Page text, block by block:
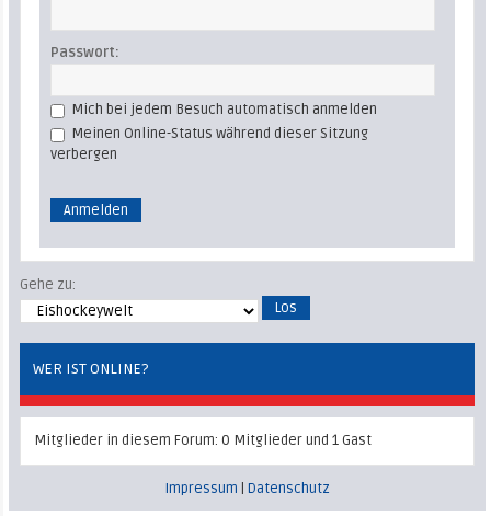
Passwort:
Mich bei jedem Besuch automatisch anmelden
Meinen Online-Status während dieser Sitzung
verbergen
Gehe zu:
WER IST ONLINE?
Mitglieder in diesem Forum: 0 Mitglieder und 1 Gast
Impressum |Datenschutz